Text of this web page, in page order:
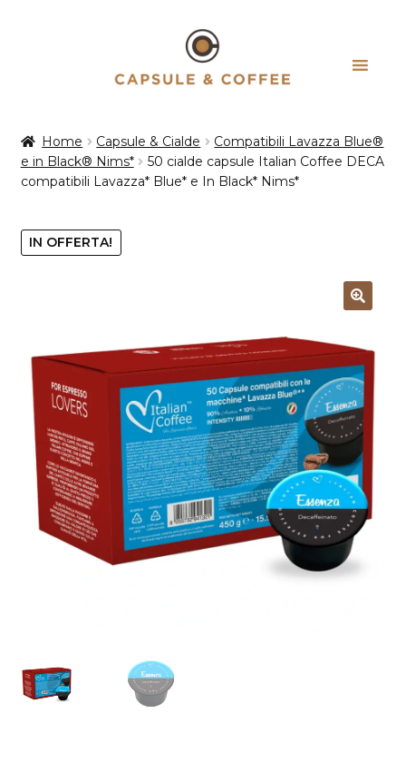
Home Capsule & Cialde
Compatibili Lavazza Blue®
e in Black® Nims*
50 cialde capsule Italian Coffee DECA
compatibili Lavazza* Blue* e In Black* Nims*
IN OFFERTA!